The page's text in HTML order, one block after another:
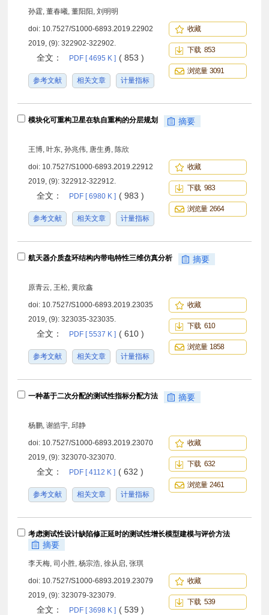
孙霆, 董春曦, 董阳阳, 刘明明
doi: 10.7527/S1000-6893.2019.22902
2019, (9): 322902-322902.
全文： PDF [ 4695 K ] ( 853 )
参考文献 相关文章 计量指标
收藏
下载 853
浏览量 3091
模块化可重构卫星在轨自重构的分层规划 摘要
王博, 叶东, 孙兆伟, 唐生勇, 陈欣
doi: 10.7527/S1000-6893.2019.22912
2019, (9): 322912-322912.
全文： PDF [ 6980 K ] ( 983 )
参考文献 相关文章 计量指标
收藏
下载 983
浏览量 2664
航天器介质盘环结构内带电特性三维仿真分析 摘要
原青云, 王松, 黄欣鑫
doi: 10.7527/S1000-6893.2019.23035
2019, (9): 323035-323035.
全文： PDF [ 5537 K ] ( 610 )
参考文献 相关文章 计量指标
收藏
下载 610
浏览量 1858
一种基于二次分配的测试性指标分配方法 摘要
杨鹏, 谢皓宇, 邱静
doi: 10.7527/S1000-6893.2019.23070
2019, (9): 323070-323070.
全文： PDF [ 4112 K ] ( 632 )
参考文献 相关文章 计量指标
收藏
下载 632
浏览量 2461
考虑测试性设计缺陷修正延时的测试性增长模型建模与评价方法
摘要
李天梅, 司小胜, 杨宗浩, 徐从启, 张琪
doi: 10.7527/S1000-6893.2019.23079
2019, (9): 323079-323079.
全文： PDF [ 3698 K ] ( 539 )
收藏
下载 539